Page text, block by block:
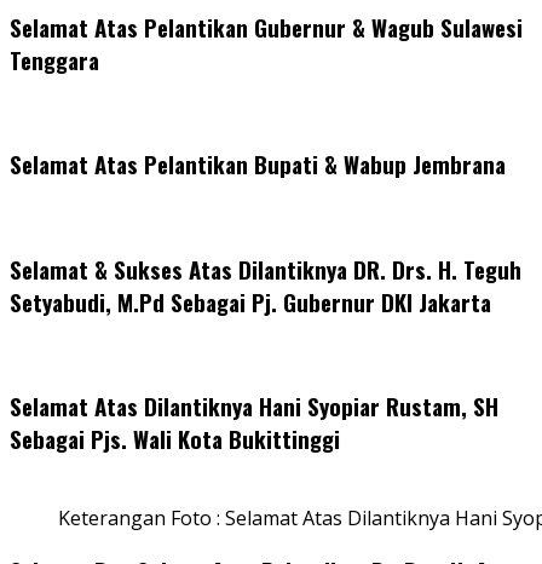
Selamat Atas Pelantikan Gubernur & Wagub Sulawesi
Tenggara
Selamat Atas Pelantikan Bupati & Wabup Jembrana
Selamat & Sukses Atas Dilantiknya DR. Drs. H. Teguh
Setyabudi, M.Pd Sebagai Pj. Gubernur DKI Jakarta
Selamat Atas Dilantiknya Hani Syopiar Rustam, SH
Sebagai Pjs. Wali Kota Bukittinggi
Keterangan Foto : Selamat Atas Dilantiknya Hani